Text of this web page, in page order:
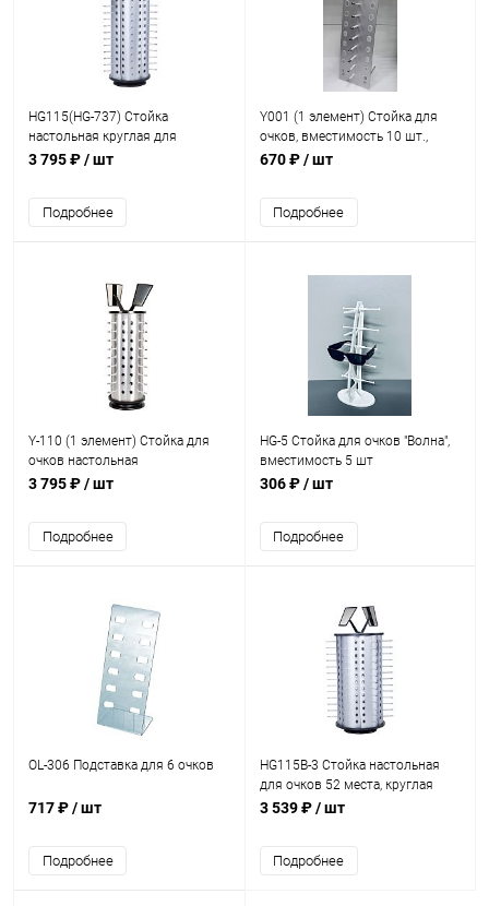
HG115(HG-737) Стойка
настольная круглая для
демонстрации очков на 36 мест
3 795 ₽/ шт
Подробнее
Y001 (1 элемент) Стойка для
очков, вместимость 10 шт.,
H=600мм
670 ₽/ шт
Подробнее
Y-110 (1 элемент) Стойка для
очков настольная
вращающаяся, вместимость 36
3 795 ₽/ шт
Подробнее
HG-5 Стойка для очков "Волна",
вместимость 5 шт
306 ₽/ шт
Подробнее
OL-306 Подставка для 6 очков
717 ₽/ шт
Подробнее
HG115B-3 Стойка настольная
для очков 52 места, круглая
3 539 ₽/ шт
Подробнее